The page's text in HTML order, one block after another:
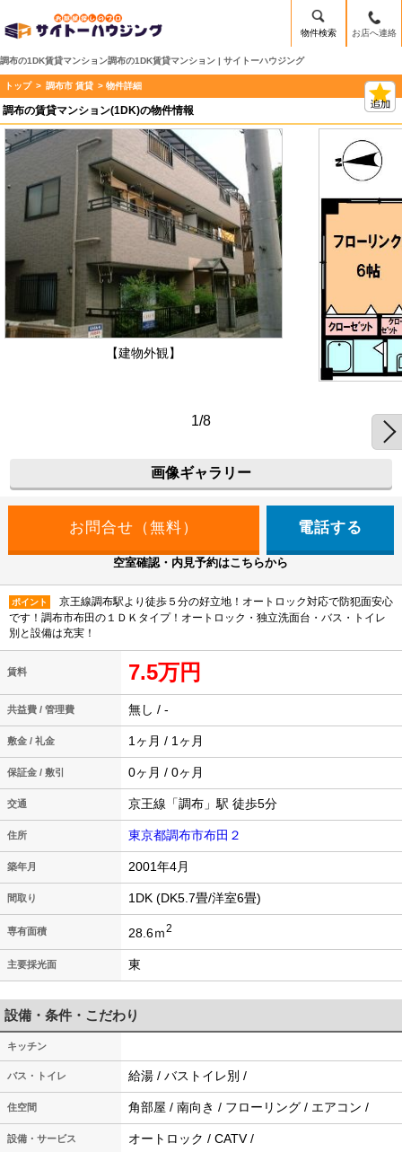
物件検索 お店へ連絡
調布の1DK賃貸マンション調布の1DK賃貸マンション | サイトーハウジング
トップ > 調布市 賃貸 > 物件詳細
調布の賃貸マンション(1DK)の物件情報
【建物外観】
1/8
画像ギャラリー
電話する
空室確認・内見予約はこちらから
ポイント
京王線調布駅より徒歩５分の好立地！オートロック対応で防犯面安心
です！調布市布田の１ＤＫタイプ！オートロック・独立洗面台・バス・トイレ
別と設備は充実！
賃料 7.5万円
共益費 / 管理費 無し / -
敷金 / 礼金 1ヶ月 / 1ヶ月
保証金 / 敷引 0ヶ月 / 0ヶ月
交通 京王線「調布」駅 徒歩5分
住所 東京都調布市布田２
築年月 2001年4月
間取り 1DK (DK5.7畳/洋室6畳)
専有面積 28.6ｍ2
主要採光面 東
設備・条件・こだわり
キッチン
バス・トイレ 給湯 / バストイレ別 /
住空間 角部屋 / 南向き / フローリング / エアコン /
設備・サービス オートロック / CATV /